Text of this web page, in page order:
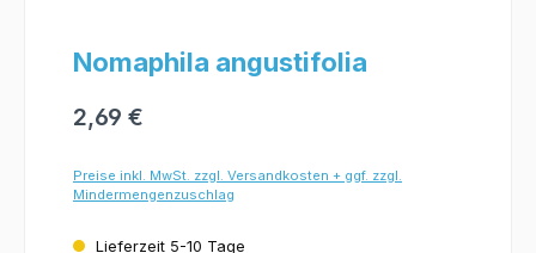
Nomaphila angustifolia
2,69 €
Preise inkl. MwSt. zzgl. Versandkosten + ggf. zzgl.
Mindermengenzuschlag
Lieferzeit 5-10 Tage